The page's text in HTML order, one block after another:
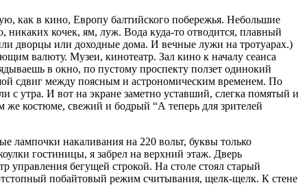
как в кино, Европу балтийского побережья. Небольшие
кочек, ям, луж. Вода куда-то отводится, плавный
дворцы или доходные дома. И вечные лужи на тротуарах.)
валюту. Музеи, кинотеатр. Зал кино к началу сеанса
в окно, по пустому проспекту ползет одинокий
сдвиг между поясным и астрономическим временем. По
с утра. И вот на экране заметно уставший, слегка помятый и
же костюме, свежий и бодрый “А теперь для зрителей
лампочки накаливания на 220 вольт, буквы только
гостиницы, я забрел на верхний этаж. Дверь
управления бегущей строкой. На столе стоял старый
побайтовый режим считывания, щелк-щелк. К стене